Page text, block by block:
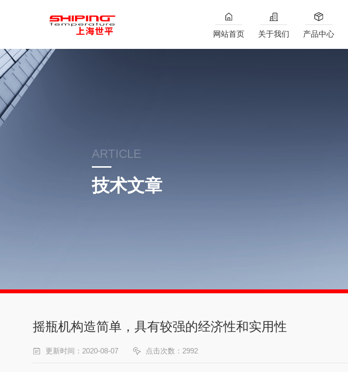
网站首页 关于我们 产品中心
ARTICLE
技术文章
摇瓶机构造简单，具有较强的经济性和实用性
更新时间：2020-08-07 点击次数：2992